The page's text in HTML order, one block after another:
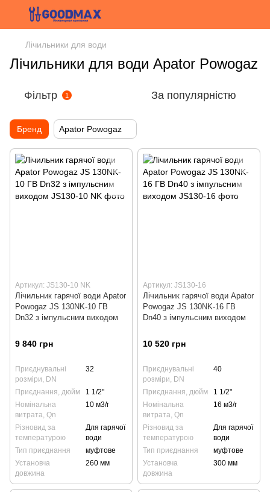
Лічильники для води
Лічильники для води Apator Powogaz
Фільтр 1 За популярністю
Бренд Apator Powogaz
Артикул: JS130-10 NK
Лічильник гарячої води Apator
Powogaz JS 130NK-10 ГВ
Dn32 з імпульсним виходом
9 840 грн
Приєднувальні
розміри, DN
32
Приєднання, дюйм
1 1/2"
Номінальна
витрата, Qn
10 м3/г
Різновид за
температурою
Для гарячої
води
Тип приєднання
муфтове
Установча
довжина
260 мм
Артикул: JS130-16
Лічильник гарячої води Apator
Powogaz JS 130NK-16 ГВ
Dn40 з імпульсним виходом
10 520 грн
Приєднувальні
розміри, DN
40
Приєднання, дюйм
1 1/2"
Номінальна
витрата, Qn
16 м3/г
Різновид за
температурою
Для гарячої
води
Тип приєднання
муфтове
Установча
довжина
300 мм